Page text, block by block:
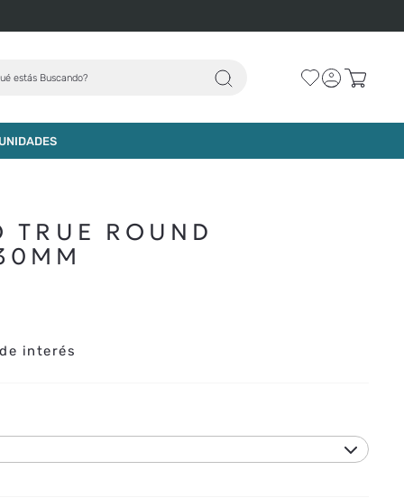
estás Buscando?
AGREGAR AL CARRO
TRUE ROUND
interés